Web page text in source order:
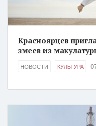
Красноярцев
змеев из
НОВОСТИ КУЛЬТУРА